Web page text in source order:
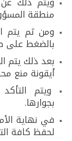
منطقة
ومن ثم يتم
بالضغط على
بعد ذلك يتم
أيقونة منع
ويتم
بجوارها.
في نهاية
لحفظ كافة